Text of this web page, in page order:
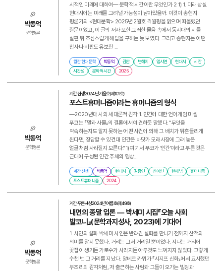
박동억
문학평론
시적인 미래에 대하여― 문학적 시간이란 무엇인가 2 1) 1. 미래 상실
현대시에는 미래를 그려낼 가능성이 남아있을까. 이것이 송현지
평론가의 <현대문학> 2025년 2월호 격월평을 읽으며 떠올렸던
질문이었고, 이 글의 저자 또한 그러한 물음 속에서 동시대의 시를
살핀 뒤 조심스럽게 해답을 구하는 듯 보였다. 그리고 송현지는 어떤
찬사나 비판도 유보한 ...
월간 현대문학 박동억 김안 변혜지 엄시연 현대시
시간
시간성
문학적 시간 2025
박동억
문학평론
계간 신생2024년 겨울호(제101호)
포스트휴머니즘이라는 휴머니즘의 형식
—2020년대 시의 세대론적 감각 1. 인간에 대한 언어게임 미셸
푸코는 『말과 사물』의 결론에서 예견하듯 말했다. “무엇을
약속하는지도 알지 못하는 어떤 사건에 의해 그 배치가 뒤흔들리게
된다면, 장담할 수 있건대 인간은 바닷가 모래사장에 그려 놓은
얼굴처럼 사라질지 모른다.”1) 여기서 푸코가 ‘인간’이라고 부른 것은
근대에 구성된 인간 주체의 형상...
계간 신생 박동억 현대시 김종연 신이인 한재범
휴머니즘
포스트휴머니즘
2024
박동억
문학평론
계간 푸른사상2024년 여름호(제49호)
내면의 종말 입론 ― 박세미 시집『오늘 사회
발코니』(문학과지성사, 2023)에 기대어
1. 시인의 설화 박세미 시인은 반려견 설화를 만나기 전까지 산책의
의미를 알지 못했다. 거리는 그저 거리일 뿐이었다. 지나는 거리에
꽃집이 생기든 가로수가 사라지든 아무것도 느껴지지 않았다. 그렇게
수천 번 그 거리를 지났다. 알베르 카뮈가 『시지프 신화』에서 묘사했던
부조리의 감각처럼, 저 출근하는 사람과 그들이 오가는 빌딩과